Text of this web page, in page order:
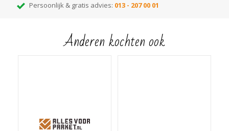
Persoonlijk & gratis advies: 013 - 207 00 01
Anderen kochten ook